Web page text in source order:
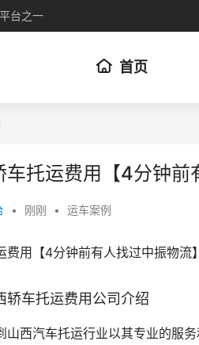
台之一
首页
托运费用【4分钟前
• 刚刚 • 运车案例
用【4分钟前有人找过中振物流】
轿车托运费用公司介绍
山西汽车托运行业以其专业的服